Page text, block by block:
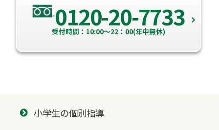
0120-20-7733
受付時間：10:00～22：00(年中無休)
小学生の個別指導